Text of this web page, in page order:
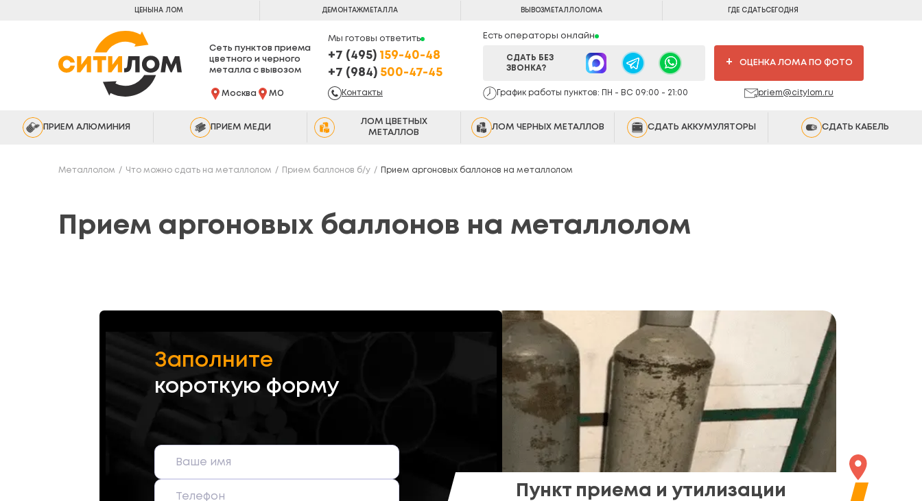
ЦЕНЫ НА ЛОМ ДЕМОНТАЖМЕТАЛЛА ВЫВОЗМЕТАЛЛОЛОМА ГДЕ СДАТЬСЕГОДНЯ
Сеть пунктов приема
цветного и черного
металла с вывозом
Москва МО
Мы готовы ответить
+7 (495) 159-40-48
+7 (984) 500-47-45
Контакты
Есть операторы онлайн
СДАТЬ БЕЗ
ЗВОНКА?
График работы пунктов: ПН - ВС 09:00 - 21:00
+ ОЦЕНКА ЛОМА ПО ФОТО
priem@citylom.ru
ПРИЕМ АЛЮМИНИЯ ПРИЕМ МЕДИ
ЛОМ ЦВЕТНЫХ
МЕТАЛЛОВ
ЛОМ ЧЕРНЫХ МЕТАЛЛОВ СДАТЬ АККУМУЛЯТОРЫ СДАТЬ КАБЕЛЬ
Металлолом Что можно сдать на металлолом Прием баллонов б/у Прием аргоновых баллонов на металлолом
Прием аргоновых баллонов на металлолом
Заполните
короткую форму
Пункт приема и утилизации